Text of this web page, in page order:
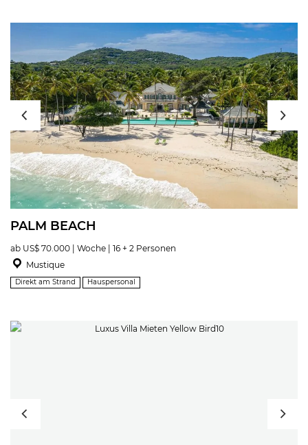
PALM BEACH
ab US$ 70.000 | Woche | 16 + 2 Personen
Mustique
Direkt am Strand Hauspersonal